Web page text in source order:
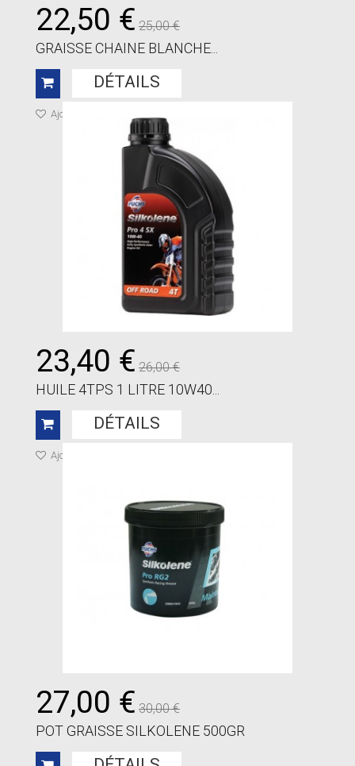
22,50 € 25,00 €
GRAISSE CHAINE BLANCHE...
DÉTAILS
Ajouter à ma liste de cadeaux
23,40 € 26,00 €
HUILE 4TPS 1 LITRE 10W40...
DÉTAILS
Ajouter à ma liste de cadeaux
27,00 € 30,00 €
POT GRAISSE SILKOLENE 500GR